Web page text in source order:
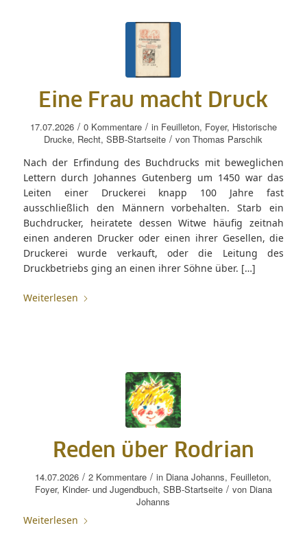
Eine Frau macht Druck
17.07.2026 / 0 Kommentare / in Feuilleton, Foyer, Historische
Drucke, Recht,SBB-Startseite / vonThomas Parschik
Nach der Erfindung des Buchdrucks mit beweglichen
Lettern durch Johannes Gutenberg um 1450 war das
Leiten einer Druckerei knapp 100 Jahre fast
ausschließlich den Männern vorbehalten. Starb ein
Buchdrucker, heiratete dessen Witwe häufig zeitnah
einen anderen Drucker oder einen ihrer Gesellen, die
Druckerei wurde verkauft, oder die Leitung des
Druckbetriebs ging an einen ihrer Söhne über. […]
Weiterlesen
Reden über Rodrian
14.07.2026 / 2 Kommentare / in Diana Johanns, Feuilleton,
Foyer, Kinder- und Jugendbuch, SBB-Startseite / von Diana
Johanns
Weiterlesen